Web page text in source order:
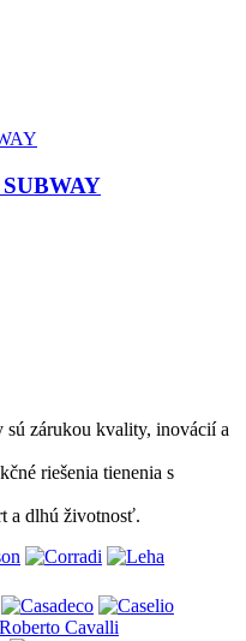
zárukou kvality, inovácií a
riešenia tienenia s
a dlhú životnosť.